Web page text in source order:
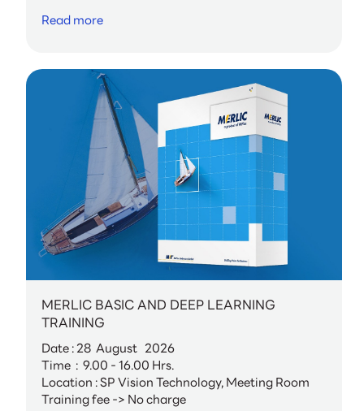
Read more
MERLIC BASIC AND DEEP LEARNING
TRAINING
Date : 28 August 2026
Time : 9.00 - 16.00 Hrs.
Location : SP Vision Technology, Meeting Room
Training fee -> No charge